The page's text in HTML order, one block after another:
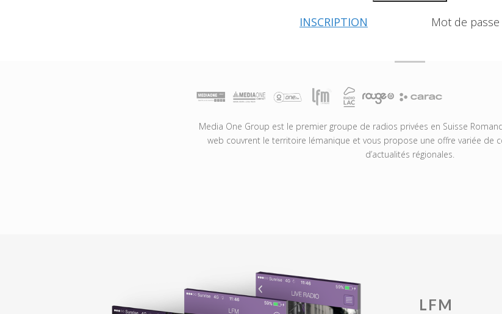
INSCRIPTION Mot de
Media One Group est le premier groupe de radios privées en Suisse
web couvrent le territoire lémanique et vous propose une offre variée de
d’actualités régionales.
LFM